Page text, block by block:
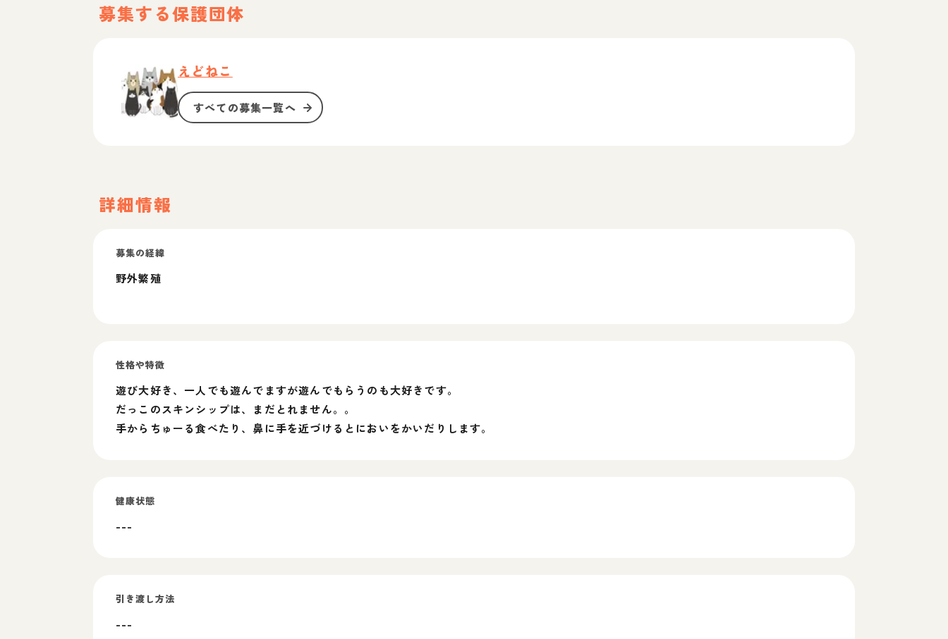
募集する保護団体
えどねこ
すべての募集一覧へ
詳細情報
募集の経緯
野外繁殖
性格や特徴
遊び大好き、一人でも遊んでますが遊んでもらうのも大好きです。
だっこのスキンシップは、まだとれません。。
手からちゅーる食べたり、鼻に手を近づけるとにおいをかいだりします。
健康状態
---
引き渡し方法
---